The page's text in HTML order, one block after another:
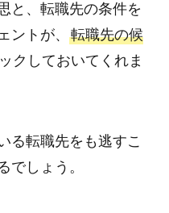
と、転職先の条件を
ントが、 転職先の候
クしておいてくれま
る転職先をも逃すこ
でしょう。